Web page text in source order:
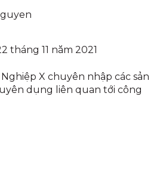
tháng 11 năm 2021
X chuyên nhập các sản
dụng liên quan tới công